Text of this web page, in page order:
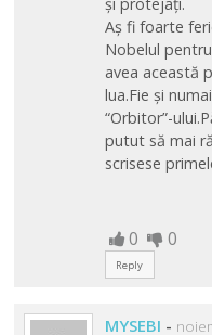
Aș fi foarte
Nobelul
avea această
lua.Fie și
“Orbitor”-
putut să mai
scrisese
0 0
Reply
MYSEBI -